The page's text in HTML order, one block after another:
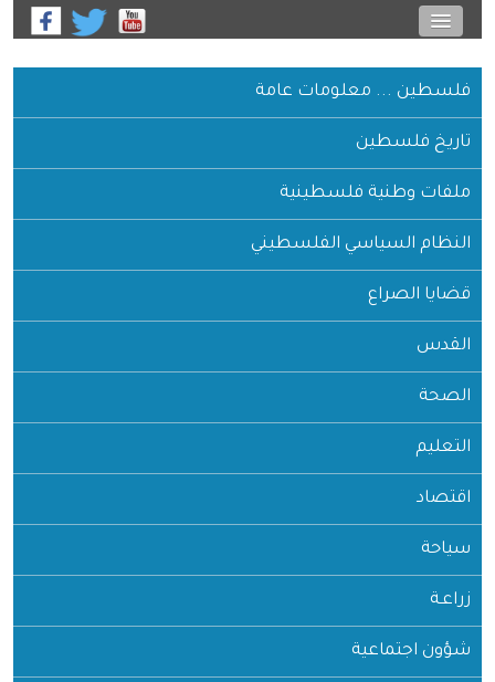
فلسطين ... معلومات عامة
تاريخ فلسطين
ملفات وطنية فلسطينية
النظام السياسي الفلسطيني
قضايا الصراع
القدس
الصحة
التعليم
اقتصاد
سياحة
زراعـة
شؤون اجتماعية